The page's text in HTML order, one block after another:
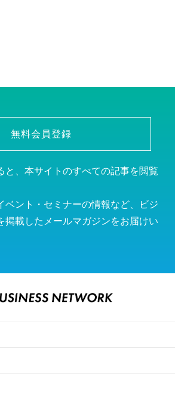
無料会員登録
と、本サイトのすべての記事を閲覧
ベント・セミナーの情報など、ビジ
掲載したメールマガジンをお届けい